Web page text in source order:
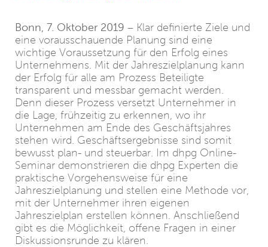
Bonn, 7. Oktober 2019 – Klar definierte Ziele und
eine vorausschauende Planung sind eine
wichtige Voraussetzung für den Erfolg eines
Unternehmens. Mit der Jahreszielplanung kann
der Erfolg für alle am Prozess Beteiligte
transparent und messbar gemacht werden.
Denn dieser Prozess versetzt Unternehmer in
die Lage, frühzeitig zu erkennen, wo ihr
Unternehmen am Ende des Geschäftsjahres
stehen wird. Geschäftsergebnisse sind somit
bewusst plan- und steuerbar. Im dhpg Online-
Seminar demonstrieren die dhpg Experten die
praktische Vorgehensweise für eine
Jahreszielplanung und stellen eine Methode vor,
mit der Unternehmer ihren eigenen
Jahreszielplan erstellen können. Anschließend
gibt es die Möglichkeit, offene Fragen in einer
Diskussionsrunde zu klären.